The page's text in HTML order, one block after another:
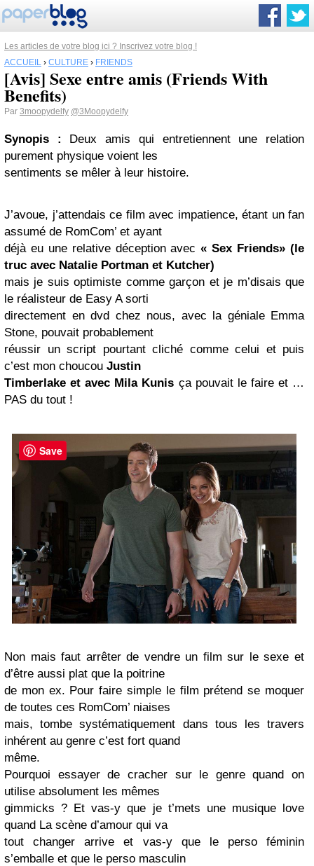
Les articles de votre blog ici ? Inscrivez votre blog !
ACCUEIL › CULTURE › FRIENDS
[Avis] Sexe entre amis (Friends With
Benefits)
Par 3moopydelfy @3Moopydelfy
Synopis : Deux amis qui entretiennent une relation
purement physique voient les
sentiments se mêler à leur histoire.
J’avoue, j’attendais ce film avec impatience, étant un fan
assumé de RomCom’ et ayant
déjà eu une relative déception avec« Sex Friends» (le
truc avec Natalie Portman et Kutcher)
mais je suis optimiste comme garçon et je m’disais que
le réalisteur de Easy A sorti
directement en dvd chez nous, avec la géniale Emma
Stone, pouvait probablement
réussir un script pourtant cliché comme celui et puis
c’est mon choucou Justin
Timberlake et avec Mila Kunis ça pouvait le faire et …
PAS du tout !
Non mais faut arrêter de vendre un film sur le sexe et
d’être aussi plat que la poitrine
de mon ex. Pour faire simple le film prétend se moquer
de toutes ces RomCom’ niaises
mais, tombe systématiquement dans tous les travers
inhérent au genre c’est fort quand
même.
Pourquoi essayer de cracher sur le genre quand on
utilise absolument les mêmes
gimmicks ? Et vas-y que je t’mets une musique love
quand La scène d’amour qui va
tout changer arrive et vas-y que le perso féminin
s’emballe et que le perso masculin
Save